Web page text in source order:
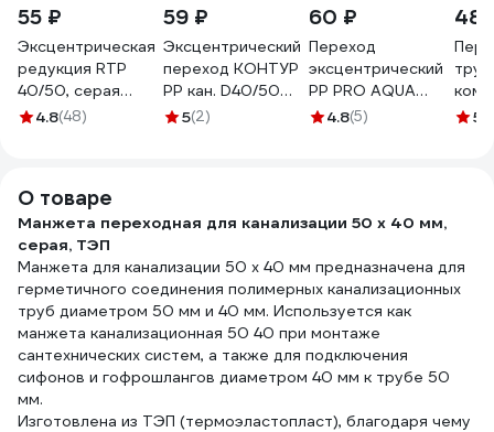
55 ₽
Эксцентрическая
редукция RTP
40/50, серая
36423
4.8(48)
59 ₽
Эксцентрический
переход КОНТУР
РР кан. D40/50
СТАНДАРТ
5(2)
60 ₽
Переход
эксцентрический
PP PRO AQUA
POLYTRON
4.8(5) 5
О товаре
Манжета переходная для канализации 50 х 40 мм,
серая, ТЭП
Манжета для канализации 50 х 40 мм предназначена для
герметичного соединения полимерных канализационных
труб диаметром 50 мм и 40 мм. Используется как
манжета канализационная 50 40 при монтаже
сантехнических систем, а также для подключения
сифонов и гофрошлангов диаметром 40 мм к трубе 50
мм.
Изготовлена из ТЭП (термоэластопласт), благодаря чему